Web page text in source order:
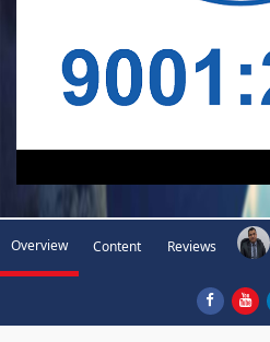
Overview Content Reviews